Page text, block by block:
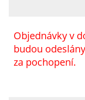
Objednávky v
budou
za pochopení.